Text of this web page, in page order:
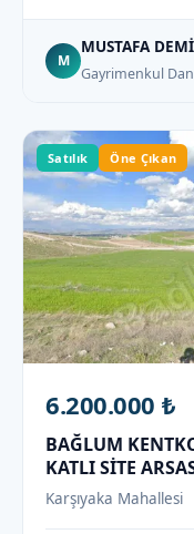
M
MUSTAFA
Gayrimenkul
Satılık Öne Çıkan
6.200.000 ₺
BAĞLUM
KATLI SİTE
Karşıyaka Mahallesi